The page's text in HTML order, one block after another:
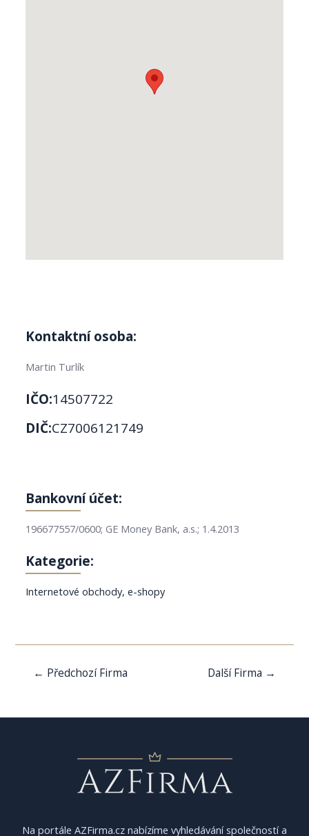
Kontaktní osoba:
Martin Turlík
IČO:14507722
DIČ:CZ7006121749
Bankovní účet:
196677557/0600; GE Money Bank, a.s.; 1.4.2013
Kategorie:
Internetové obchody, e-shopy
Navigace
← Předchozí Firma Další Firma →
Na portále AZFirma.cz nabízíme vyhledávání společností a